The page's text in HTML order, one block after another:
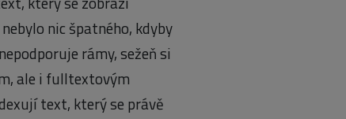
nic špatného, kdyby
rámy, sežeň si
ale i fulltextovým
text, který se právě